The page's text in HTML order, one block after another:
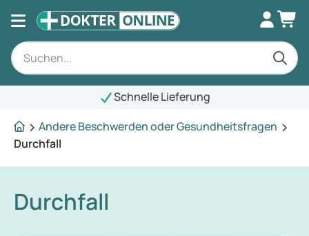
Schnelle Lieferung
Andere Beschwerden oder Gesundheitsfragen
Durchfall
Durchfall